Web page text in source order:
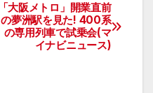
「大阪メトロ」開業直前
の夢洲駅を見た! 400系
の専用列車で試乗会(マ
イナビニュース)